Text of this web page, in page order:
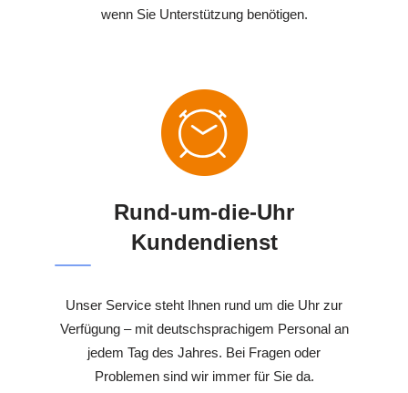
wenn Sie Unterstützung benötigen.
Rund-um-die-Uhr
Kundendienst
Unser Service steht Ihnen rund um die Uhr zur
Verfügung – mit deutschsprachigem Personal an
jedem Tag des Jahres. Bei Fragen oder
Problemen sind wir immer für Sie da.